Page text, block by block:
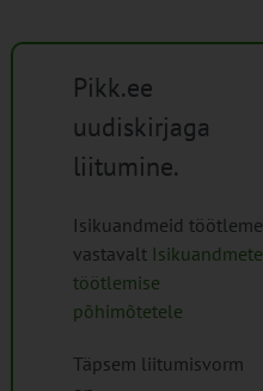
Pikk.ee
uudiskirjaga
liitumine.
Isikuandmeid töötleme
vastavalt Isikuandmete
töötlemise
põhimõtetele
Täpsem liitumisvorm